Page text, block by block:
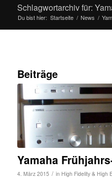
Schlagwortarchiv für:
Du bist hier: Startseite / News /
Beiträge
Yamaha
4. März 2015 / in High Fidelity & High